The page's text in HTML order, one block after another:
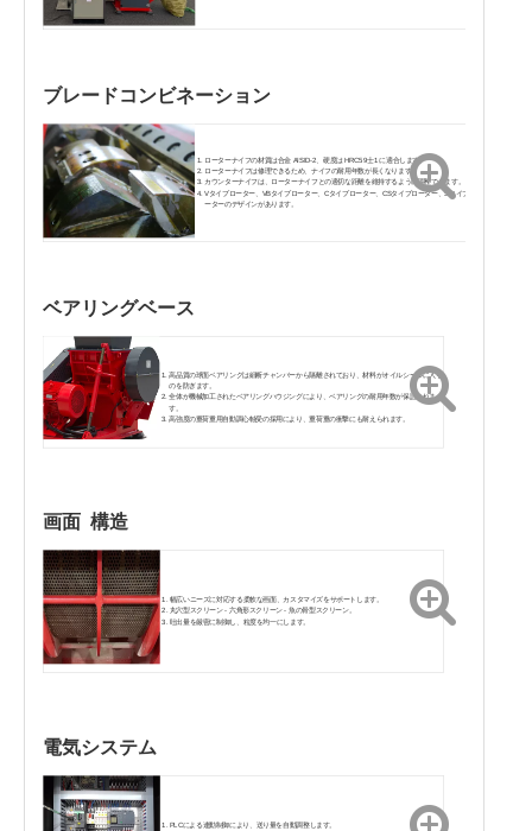
ブレードコンビネーション
ローターナイフの材質は合金 AISID-2、硬度は HRC59士1 に適合します。
ローターナイフは修理できるため、ナイフの耐用年数が長くなります。
カウンターナイフは、ローターナイフとの適切な距離を維持するように調整できます。
Vタイプローター、VBタイプローター、Cタイプローター、CSタイプローター、Sタイプロ
ーターのデザインがあります。
ベアリングベース
高品質の球面ベアリングは細断チャンバーから隔離されており、材料がオイルシールに入る
のを防ぎます。
全体が機械加工されたベアリングハウジングにより、ベアリングの耐用年数が保証されま
す。
高強度の重荷重用自動調心軸受の採用により、重荷重の衝撃にも耐えられます。
画面 構造
幅広いニーズに対応する柔軟な画面、カスタマイズをサポートします。
丸穴型スクリーン - 六角形スクリーン - 魚の骨型スクリーン。
吐出量を厳密に制御し、粒度を均一にします。
電気システム
PLCによる連動制御により、送り量を自動調整します。